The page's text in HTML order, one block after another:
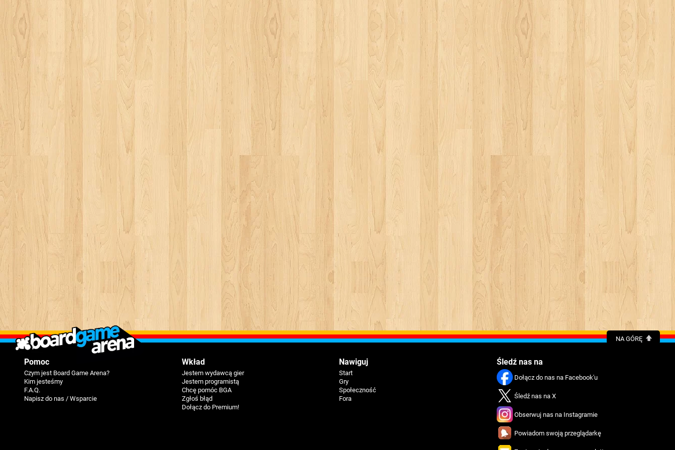
NA GÓRĘ
Pomoc
Czym jest Board Game Arena?
Kim jesteśmy
F.A.Q.
Napisz do nas / Wsparcie
Wkład
Jestem wydawcą gier
Jestem programistą
Chcę pomóc BGA
Zgłoś błąd
Dołącz do Premium!
Nawiguj
Start
Gry
Społeczność
Fora
Śledź nas na
Dołącz do nas na Facebook'u
Śledź nas na X
Obserwuj nas na Instagramie
Powiadom swoją przeglądarkę